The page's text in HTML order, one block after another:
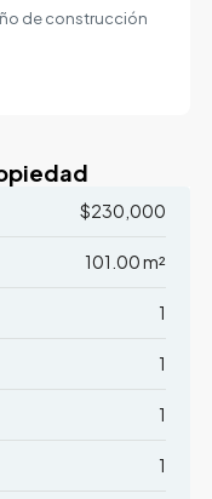
de construcción
$230,000
101.00 m²
1
1
1
1